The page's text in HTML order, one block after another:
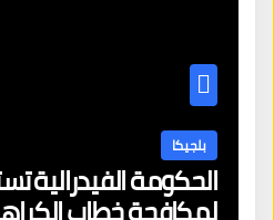
بلجيكا
الحكومة الفيدرالية